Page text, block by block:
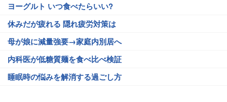
ヨーグルト いつ食べたらいい?
休みだが疲れる 隠れ疲労対策は
母が娘に減量強要→家庭内別居へ
内科医が低糖質麺を食べ比べ検証
睡眠時の悩みを解消する過ごし方